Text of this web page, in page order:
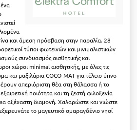
ένα
και άμεση πρόσβαση στην παραλία. 28
τύποι φωτεινών και μινιμαλιστικών
συνδυασμός αισθητικής και
χώροι minimal αισθητικής, με όλες τις
και μαξιλάρια COCO-MAT για τέλειο ύπνο
απεριόριστη θέα στη θάλασσα ή το
ποιότητα και τη ζεστή φιλοξενία
αξέχαστη διαμονή. Χαλαρώστε και νιώστε
το μαγευτικό σμαραγδένιο νησί